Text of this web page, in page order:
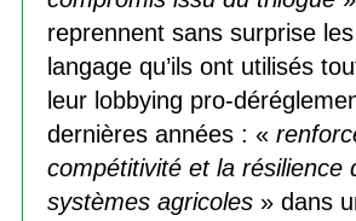
reprennent sans surprise
langage qu’ils ont utilisés
leur lobbying pro-
dernières années : «
compétitivité et la résilience
systèmes agricoles» dans